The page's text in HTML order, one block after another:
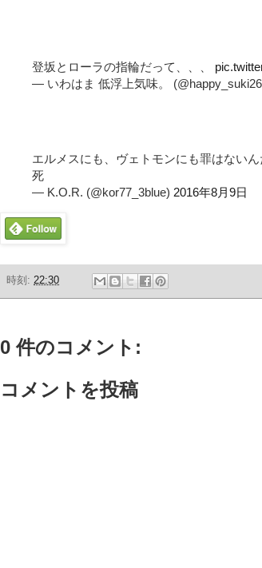
登坂とローラの指輪だって、、、
— いわはま 低浮上気味。
エルメスにも、ヴェトモンにも罪はない
死
— K.O.R. (@kor77_3blue) 2016年8月9日
時刻: 22:30
0 件のコメント:
コメントを投稿